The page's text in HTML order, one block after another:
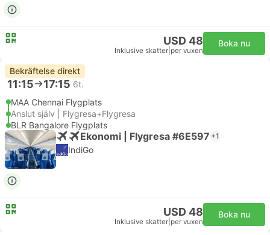
USD 48
Inklusive skatter per vuxen
Boka nu
Bekräftelse direkt
11:15 17:15 6t.
MAA Chennai Flygplats
Anslut själv | Flygresa+Flygresa
BLR Bangalore Flygplats
Ekonomi | Flygresa #6E597 +1
IndiGo
USD 48
Inklusive skatter per vuxen
Boka nu